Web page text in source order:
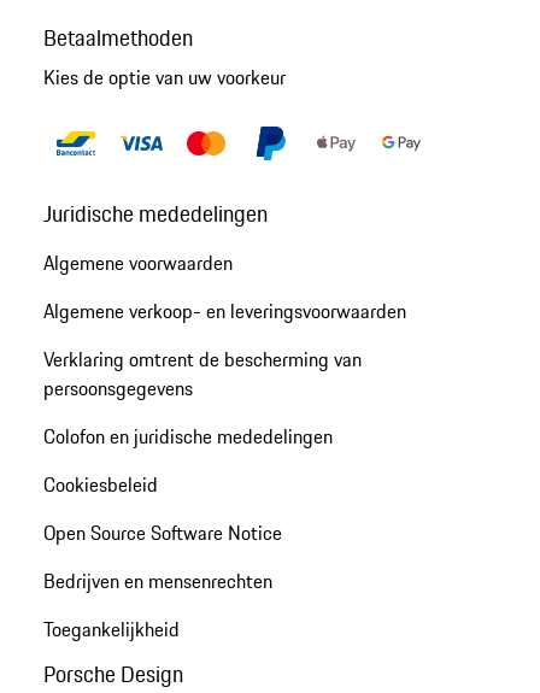
Betaalmethoden
Kies de optie van uw voorkeur
Juridische mededelingen
Algemene voorwaarden
Algemene verkoop- en leveringsvoorwaarden
Verklaring omtrent de bescherming van
persoonsgegevens
Colofon en juridische mededelingen
Cookiesbeleid
Open Source Software Notice
Bedrijven en mensenrechten
Toegankelijkheid
Porsche Design